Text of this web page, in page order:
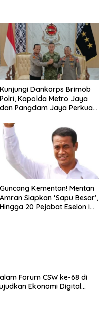
Kunjungi Dankorps Brimob
Polri, Kapolda Metro Jaya
dan Pangdam Jaya Perkuat
Guncang Kementan! Mentan
Amran Siapkan ‘Sapu Besar’,
Hingga 20 Pejabat Eselon I
Forum CSW ke-68 di
Ekonomi Digital